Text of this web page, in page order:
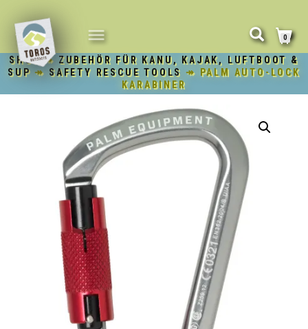
NAVIGATION
UMSCHALTEN
0
SHOP↠ ZUBEHÖR FÜR KANU, KAJAK, LUFTBOOT &
SUP ↠ SAFETY RESCUE TOOLS ↠ PALM AUTO-LOCK
KARABINER